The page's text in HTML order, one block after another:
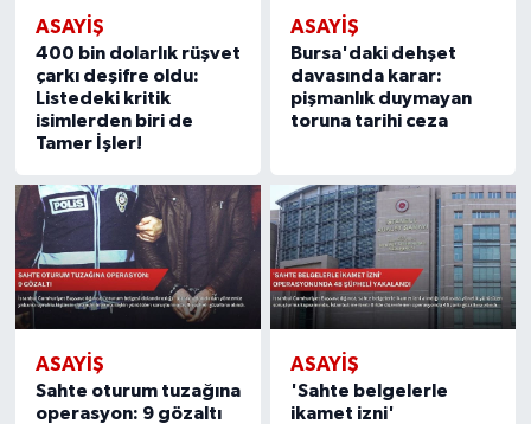
ASAYIŞ
400 bin dolarlık rüşvet
çarkı deşifre oldu:
Listedeki kritik
isimlerden biri de
Tamer İşler!
ASAYIŞ
Bursa'daki dehşet
davasında karar:
pişmanlık duymayan
toruna tarihi ceza
ASAYIŞ
Sahte oturum tuzağına
operasyon: 9 gözaltı
ASAYIŞ
'Sahte belgelerle
ikamet izni'